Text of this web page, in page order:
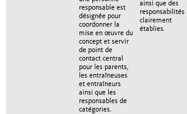
responsable est
désignée pour
coordonner la
mise en œuvre du
concept et servir
de point de
contact central
pour les parents,
les entraîneuses
et entraîneurs
ainsi que les
responsables de
catégories.
ainsi que des
responsabilités
clairement
établies.